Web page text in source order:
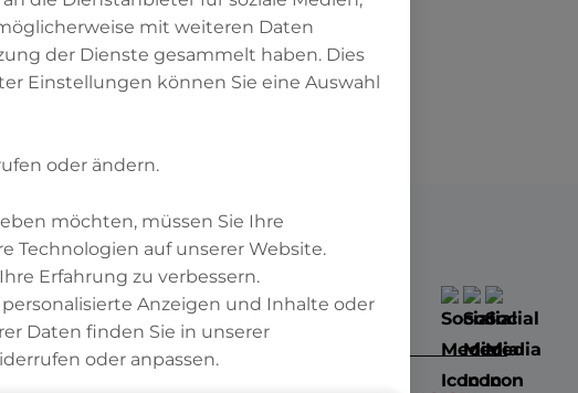
mit weiteren Daten
der Dienste gesammelt haben. Dies
Einstellungen können Sie eine Auswahl
oder ändern.
möchten, müssen Sie Ihre
Technologien auf unserer Website.
Erfahrung zu verbessern.
Anzeigen und Inhalte oder
Daten finden Sie in unserer
oder anpassen.